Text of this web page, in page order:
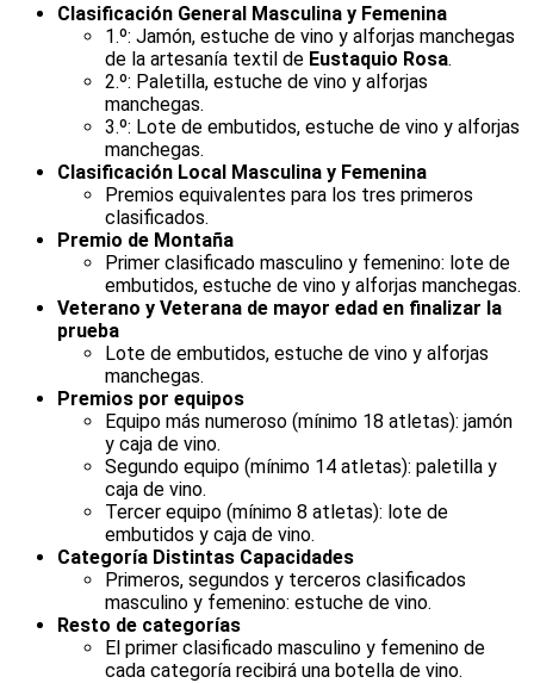
Clasificación General Masculina y Femenina
1.º: Jamón, estuche de vino y alforjas manchegas
de la artesanía textil de Eustaquio Rosa.
2.º: Paletilla, estuche de vino y alforjas
manchegas.
3.º: Lote de embutidos, estuche de vino y alforjas
manchegas.
Clasificación Local Masculina y Femenina
Premios equivalentes para los tres primeros
clasificados.
Premio de Montaña
Primer clasificado masculino y femenino: lote de
embutidos, estuche de vino y alforjas manchegas.
Veterano y Veterana de mayor edad en finalizar la
prueba
Lote de embutidos, estuche de vino y alforjas
manchegas.
Premios por equipos
Equipo más numeroso (mínimo 18 atletas): jamón
y caja de vino.
Segundo equipo (mínimo 14 atletas): paletilla y
caja de vino.
Tercer equipo (mínimo 8 atletas): lote de
embutidos y caja de vino.
Categoría Distintas Capacidades
Primeros, segundos y terceros clasificados
masculino y femenino: estuche de vino.
Resto de categorías
El primer clasificado masculino y femenino de
cada categoría recibirá una botella de vino.